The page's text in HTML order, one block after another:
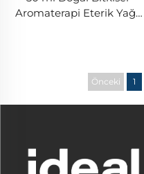
Aromaterapi Eterik Yağı,
Önceki 1